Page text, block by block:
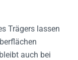
Trägers lassen
auch bei